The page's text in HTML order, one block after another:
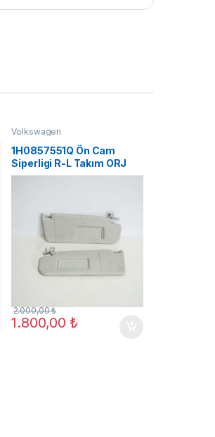
Volkswagen
1H0857551Q Ön Cam
Siperligi R-L Takım ORJ
YENİ
1.800,00 ₺
2.000,00₺